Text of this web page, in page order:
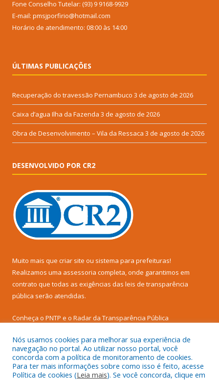
Fone Conselho Tutelar: (93) 9 9168-9929
E-mail: pmsjporfirio@hotmail.com
Horário de atendimento: 08:00 às 14:00
ÚLTIMAS PUBLICAÇÕES
Recuperação do travessão Pernambuco 3 de agosto de 2026
Caixa d’agua Ilha da Fazenda 3 de agosto de 2026
Obra de Desenvolvimento – Vila da Ressaca 3 de agosto de 2026
DESENVOLVIDO POR CR2
Muito mais que criar site ou sistema para prefeituras!
Realizamos uma assessoria completa, onde garantimos em
contrato que todas as exigências das leis de transparência
pública serão atendidas.
Conheça o PNTP e o Radar da Transparência Pública
Todos os direitos reservados a Prefeitura Municipal de Senador
José Porfírio.
Nós usamos cookies para melhorar sua experiência de
navegação no portal. Ao utilizar nosso portal, você
concorda com a política de monitoramento de cookies.
Para ter mais informações sobre como isso é feito, acesse
Política de cookies (Leia mais). Se você concorda, clique em